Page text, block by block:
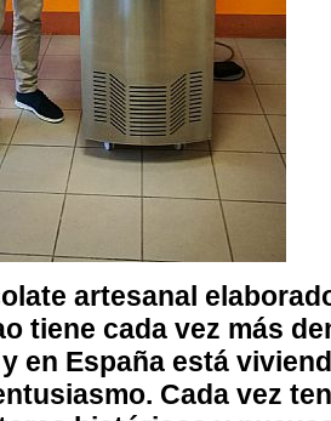
artesanal
tiene cada vez
y en España está
entusiasmo. Cada
históricos y
para nuevas